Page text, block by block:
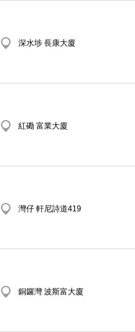
深水埗 長康大廈
紅磡 富業大廈
灣仔 軒尼詩道419
銅鑼灣 波斯富大廈